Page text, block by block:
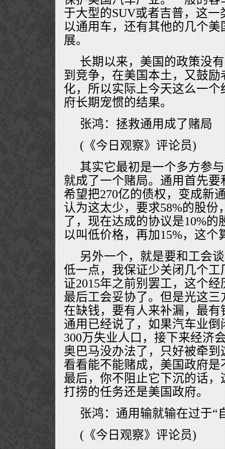
于大型的SUV或者吉普，这
以通用车，还有其他的几个
展。
长期以来，美国的政策没
到竞争，在美国本土，又鼓
化，所以实际上今天这么一
府长期宠惯的结果。
张鸿：拯救通用成了赌局
(《今日观察》评论员)
其实它最初是一个多方参
就成了一个赌局。通用首先
希望把270亿的债权，变成新
认为这太少，要求58%的股份
了，现在达成的协议是10%的
以叫低价格，再加15%，这个
另外一个，就是要和工会
低一点，我保证少关闭几个
证2015年之前别罢工，这个
最后工会妥协了。但是光这
在缺钱，要有人来补漏，最
通用已经说了，如果汽车业
300万失业人口，接下来经济
奥巴马没办法了，只好被牵到
看看能不能赌成，美国政府
最后，你不阻止它下沉的话
打捞的任务还是美国政府。
张鸿：通用输就输在过于“
(《今日观察》评论员)